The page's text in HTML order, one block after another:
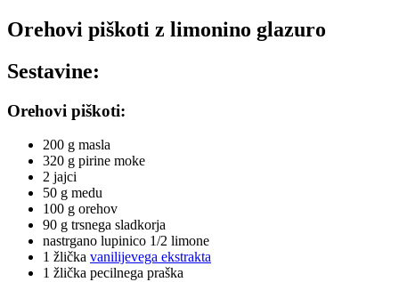
Orehovi piškoti z limonino glazuro
Sestavine:
Orehovi piškoti:
200 g masla
320 g pirine moke
2 jajci
50 g medu
100 g orehov
90 g trsnega sladkorja
nastrgano lupinico 1/2 limone
1 žlička vanilijevega ekstrakta
1 žlička pecilnega praška